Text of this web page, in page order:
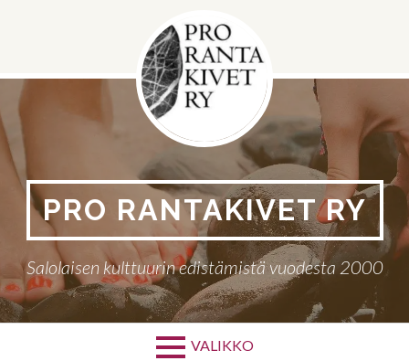
PRO RANTAKIVET RY
Salolaisen kulttuurin edistämistä vuodesta 2000
VALIKKO